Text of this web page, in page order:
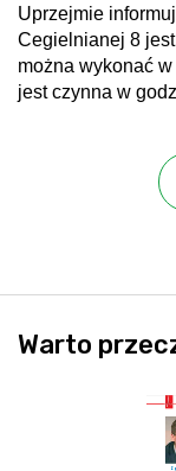
Uprzejmie
Cegielnianej 8
można wykonać
jest czynna w
Warto